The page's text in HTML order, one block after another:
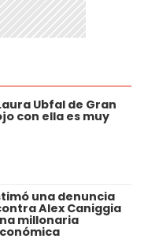
Ubfal de Gran
con ella es muy
una denuncia
Alex Caniggia
millonaria